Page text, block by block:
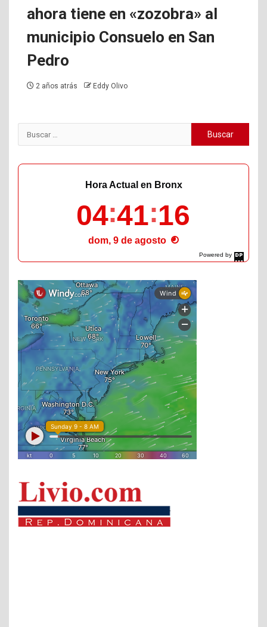
ahora tiene en «zozobra» al
municipio Consuelo en San
Pedro
2 años atrás Eddy Olivo
Buscar:
Powered by
DaysPedia.com
Hora Actual en Bronx
04 41 17
dom, 9 de agosto